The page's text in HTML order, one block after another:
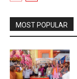
MOST POPULAR